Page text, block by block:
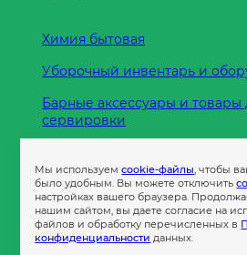
Химия бытовая
Уборочный инвентарь и
Барные аксессуары и товары
сервировки
Пленка
Пакеты и сумки
Мы используемcookie-файлы, чтобы
было удобным. Вы можете отключить
настройках вашего браузера.
нашим сайтом, вы даете согласие на
файлов и обработку перечисленных в
конфиденциальности данных.